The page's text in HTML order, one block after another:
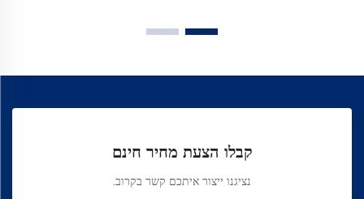
קבלו הצעת מחיר חינם
נציגנו ייצור איתכם קשר בקרוב.